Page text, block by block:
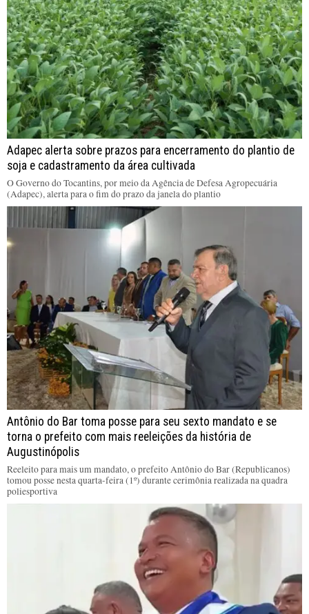
Adapec alerta sobre prazos para encerramento do plantio de
soja e cadastramento da área cultivada
O Governo do Tocantins, por meio da Agência de Defesa Agropecuária
(Adapec), alerta para o fim do prazo da janela do plantio
Antônio do Bar toma posse para seu sexto mandato e se
torna o prefeito com mais reeleições da história de
Augustinópolis
Reeleito para mais um mandato, o prefeito Antônio do Bar (Republicanos)
tomou posse nesta quarta-feira (1º) durante cerimônia realizada na quadra
poliesportiva